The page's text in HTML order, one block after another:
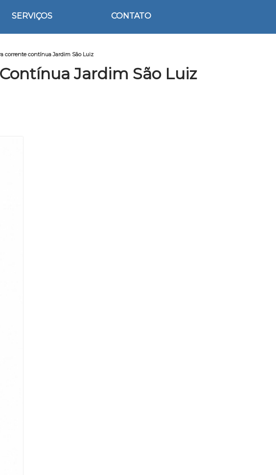
SERVIÇOS CONTATO
corrente contínua Jardim São Luiz
Jardim São Luiz